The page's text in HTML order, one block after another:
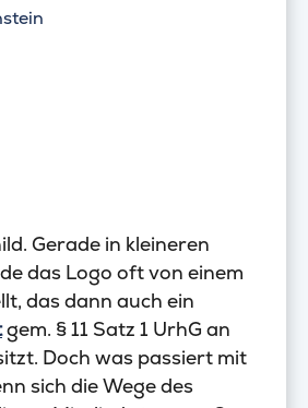
Gerade in kleineren
das Logo oft von einem
das dann auch ein
gem. § 11 Satz 1 UrhG an
Doch was passiert mit
sich die Wege des